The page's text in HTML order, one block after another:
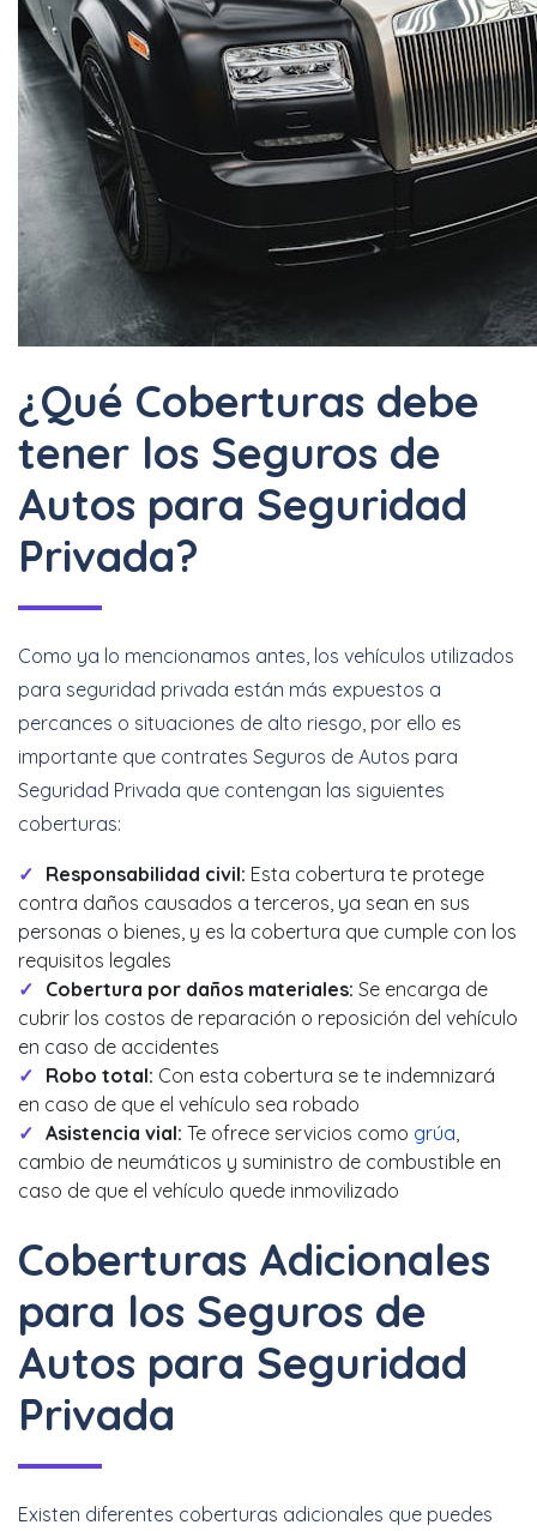
¿Qué Coberturas debe
tener los Seguros de
Autos para Seguridad
Privada?
Como ya lo mencionamos antes, los vehículos utilizados
para seguridad privada están más expuestos a
percances o situaciones de alto riesgo, por ello es
importante que contrates Seguros de Autos para
Seguridad Privada que contengan las siguientes
coberturas:
Responsabilidad civil: Esta cobertura te protege
contra daños causados a terceros, ya sean en sus
personas o bienes, y es la cobertura que cumple con los
requisitos legales
Cobertura por daños materiales: Se encarga de
cubrir los costos de reparación o reposición del vehículo
en caso de accidentes
Robo total: Con esta cobertura se te indemnizará
en caso de que el vehículo sea robado
Asistencia vial: Te ofrece servicios como grúa
cambio de neumáticos y suministro de combustible en
caso de que el vehículo quede inmovilizado
Coberturas Adicionales
para los Seguros de
Autos para Seguridad
Privada
Existen diferentes coberturas adicionales que puedes